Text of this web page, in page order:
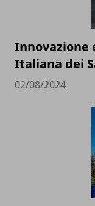
Innovazione
Italiana dei
02/08/2024